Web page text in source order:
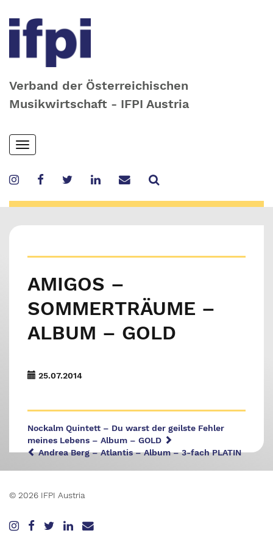
Verband der Österreichischen
Musikwirtschaft - IFPI Austria
Skip
to
content
Toggle
navigation
AMIGOS –
SOMMERTRÄUME –
ALBUM – GOLD
25.07.2014
Nockalm Quintett – Du warst der geilste Fehler
meines Lebens – Album – GOLD
Andrea Berg – Atlantis – Album – 3-fach PLATIN
© 2026 IFPI Austria